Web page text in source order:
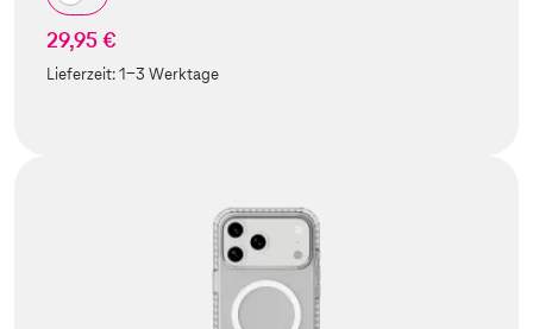
29,95 €
Lieferzeit:1-3 Werktage